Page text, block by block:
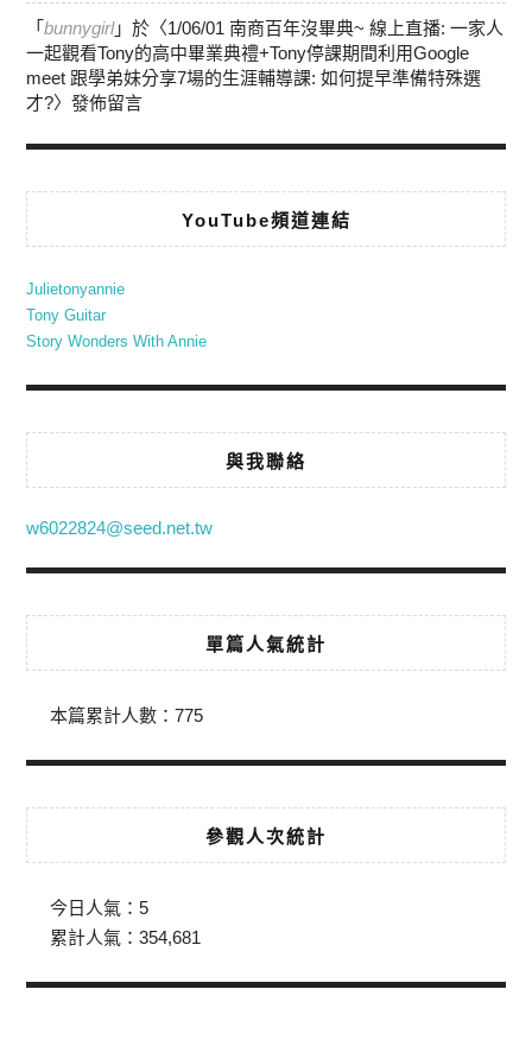
「bunnygirl」於〈1/06/01 南商百年沒畢典~ 線上直播: 一家人
一起觀看Tony的高中畢業典禮+Tony停課期間利用Google
meet 跟學弟妹分享7場的生涯輔導課: 如何提早準備特殊選
才?〉發佈留言
YouTube頻道連結
Julietonyannie
Tony Guitar
Story Wonders With Annie
與我聯絡
w6022824@seed.net.tw
單篇人氣統計
本篇累計人數：775
參觀人次統計
今日人氣：5
累計人氣：354,681